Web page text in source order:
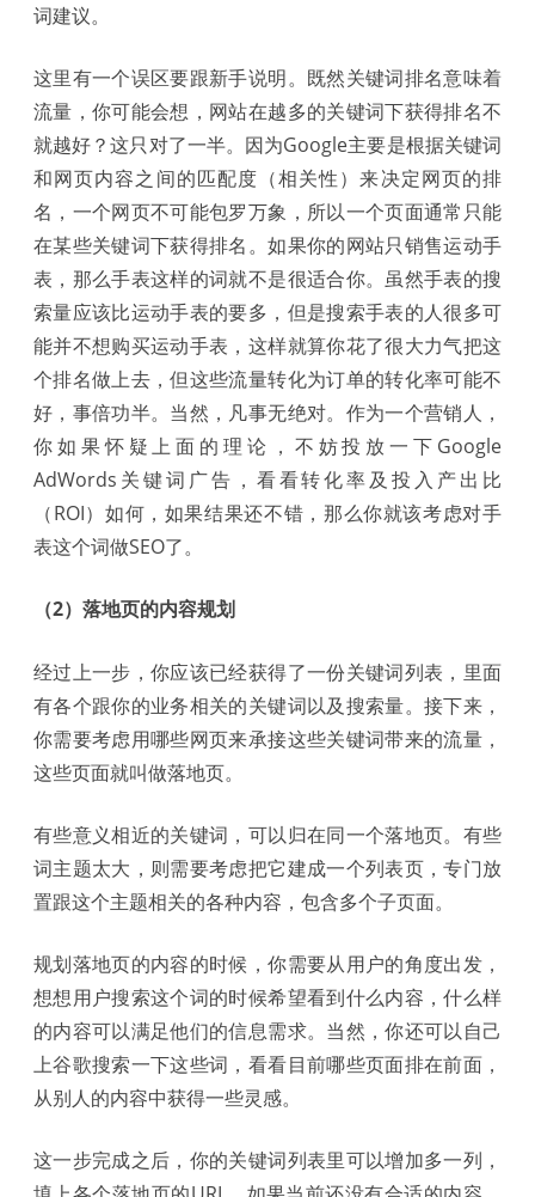
词建议。
这里有一个误区要跟新手说明。既然关键词排名意味着
流量，你可能会想，网站在越多的关键词下获得排名不
就越好？这只对了一半。因为Google主要是根据关键词
和网页内容之间的匹配度（相关性）来决定网页的排
名，一个网页不可能包罗万象，所以一个页面通常只能
在某些关键词下获得排名。如果你的网站只销售运动手
表，那么手表这样的词就不是很适合你。虽然手表的搜
索量应该比运动手表的要多，但是搜索手表的人很多可
能并不想购买运动手表，这样就算你花了很大力气把这
个排名做上去，但这些流量转化为订单的转化率可能不
好，事倍功半。当然，凡事无绝对。作为一个营销人，
你如果怀疑上面的理论，不妨投放一下Google
AdWords关键词广告，看看转化率及投入产出比
（ROI）如何，如果结果还不错，那么你就该考虑对手
表这个词做SEO了。
（2）落地页的内容规划
经过上一步，你应该已经获得了一份关键词列表，里面
有各个跟你的业务相关的关键词以及搜索量。接下来，
你需要考虑用哪些网页来承接这些关键词带来的流量，
这些页面就叫做落地页。
有些意义相近的关键词，可以归在同一个落地页。有些
词主题太大，则需要考虑把它建成一个列表页，专门放
置跟这个主题相关的各种内容，包含多个子页面。
规划落地页的内容的时候，你需要从用户的角度出发，
想想用户搜索这个词的时候希望看到什么内容，什么样
的内容可以满足他们的信息需求。当然，你还可以自己
上谷歌搜索一下这些词，看看目前哪些页面排在前面，
从别人的内容中获得一些灵感。
这一步完成之后，你的关键词列表里可以增加多一列，